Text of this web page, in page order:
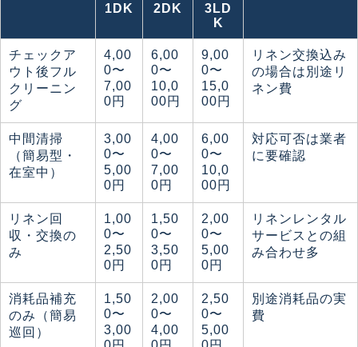
1DK
2DK
3LD
K
チェックア
ウト後フル
クリーニン
グ
4,00
0〜
7,00
0円
6,00
0〜
10,0
00円
9,00
0〜
15,0
00円
リネン交換込み
の場合は別途リ
ネン費
中間清掃
（簡易型・
在室中）
3,00
0〜
5,00
0円
4,00
0〜
7,00
0円
6,00
0〜
10,0
00円
対応可否は業者
に要確認
リネン回
収・交換の
み
1,00
0〜
2,50
0円
1,50
0〜
3,50
0円
2,00
0〜
5,00
0円
リネンレンタル
サービスとの組
み合わせ多
消耗品補充
のみ（簡易
巡回）
1,50
0〜
3,00
2,00
0〜
4,00
2,50
0〜
5,00
別途消耗品の実
費